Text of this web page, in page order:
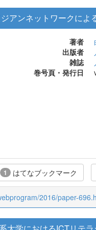
アンネットワークによ
著者
出版者
雑誌
巻号頁・発行日
1 はてなブックマーク
2016/paper-